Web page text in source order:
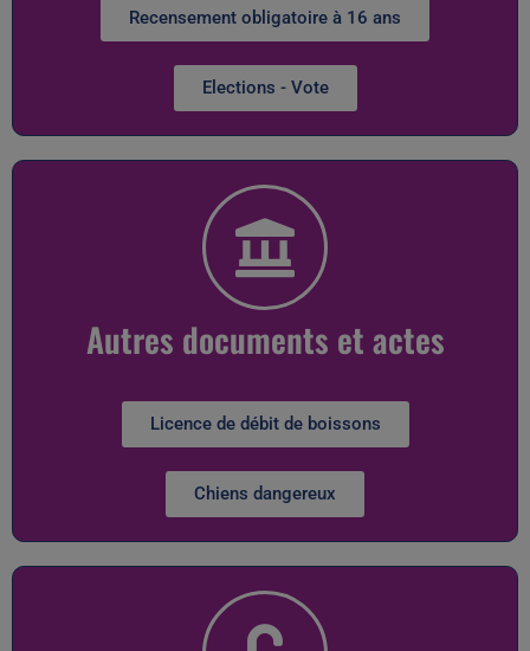
Recensement obligatoire à 16 ans
Elections - Vote
Autres documents et actes
Licence de débit de boissons
Chiens dangereux